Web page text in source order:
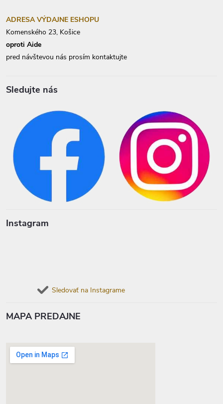
ADRESA VÝDAJNE ESHOPU
Komenského 23, Košice
oproti Aide
pred návštevou nás prosím kontaktujte
Sledujte nás
Instagram
Sledovať na Instagrame
MAPA PREDAJNE